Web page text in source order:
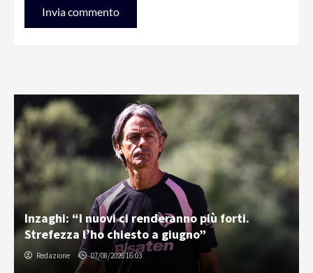
Inzaghi: “I nuovi ci renderanno più forti.
Strefezza l’ho chiesto a giugno”
Redazione 07/08/2026 16:03